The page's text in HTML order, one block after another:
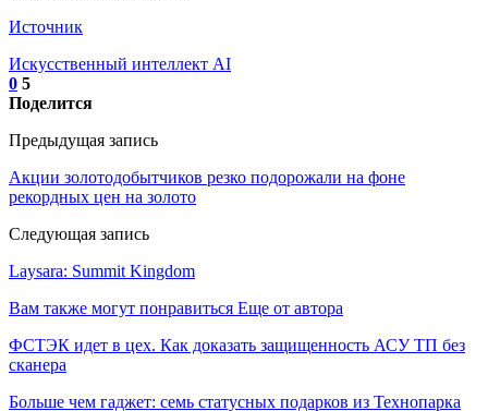
Источник
Искусственный интеллект AI
0 5
Поделится
Предыдущая запись
Акции золотодобытчиков резко подорожали на фоне
рекордных цен на золото
Следующая запись
Laysara: Summit Kingdom
Вам также могут понравиться Еще от автора
ФСТЭК идет в цех. Как доказать защищенность АСУ ТП без
сканера
Больше чем гаджет: семь статусных подарков из Технопарка